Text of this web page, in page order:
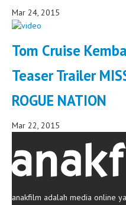
Mar 24, 2015
Tom Cruise
Teaser Trailer
ROGUE NATION
Mar 22, 2015
anakfilm adalah media online